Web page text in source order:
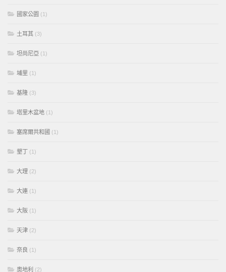
國家公園 (1)
土耳其 (3)
坦尚尼亞 (1)
埔里 (1)
基隆 (3)
塔里木盆地 (1)
塞席爾共和國 (1)
墾丁 (1)
大理 (2)
大連 (1)
大阪 (1)
天津 (2)
奈良 (1)
奧地利 (2)